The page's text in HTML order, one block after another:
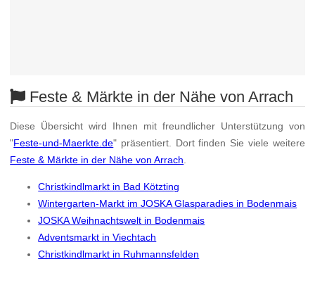
Feste & Märkte in der Nähe von Arrach
Diese Übersicht wird Ihnen mit freundlicher Unterstützung von
"Feste-und-Maerkte.de" präsentiert. Dort finden Sie viele weitere
Feste & Märkte in der Nähe von Arrach
Christkindlmarkt in Bad Kötzting
Wintergarten-Markt im JOSKA Glasparadies in Bodenmais
JOSKA Weihnachtswelt in Bodenmais
Adventsmarkt in Viechtach
Christkindlmarkt in Ruhmannsfelden